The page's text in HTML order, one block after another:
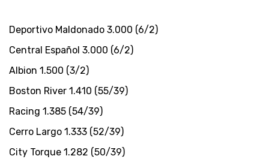
Deportivo Maldonado 3.000 (6/2)
Central Español 3.000 (6/2)
Albion 1.500 (3/2)
Boston River 1.410 (55/39)
Racing 1.385 (54/39)
Cerro Largo 1.333 (52/39)
City Torque 1.282 (50/39)